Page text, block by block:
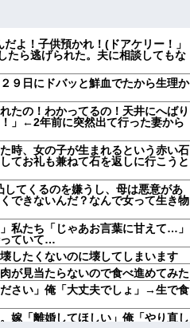
よ！子供預かれ！(ドアケリー！」
ら逃げられた。夫に相談してもな
９日にドバッと鮮血でたから生理か
たの！わかってるの！天井にへばり
」←2年前に突然出て行った妻から
時、女の子が生まれるという赤い石
てお礼も兼ねて石を返しに行こうと
てくるのを嫌うし、母は悪意があ
できないんだ？なんで女って生き物
私たち「じゃあお言葉に甘えて…」
ていて…
したくないのに壊してしまいます
が見当たらないので食べ進めてみた
さい」俺「大丈夫でしょ」→生で食
嫁「離婚してほしい」俺「やり直し